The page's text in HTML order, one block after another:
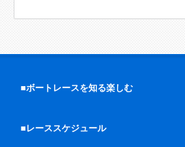
■ボートレースを知る楽しむ
■レーススケジュール